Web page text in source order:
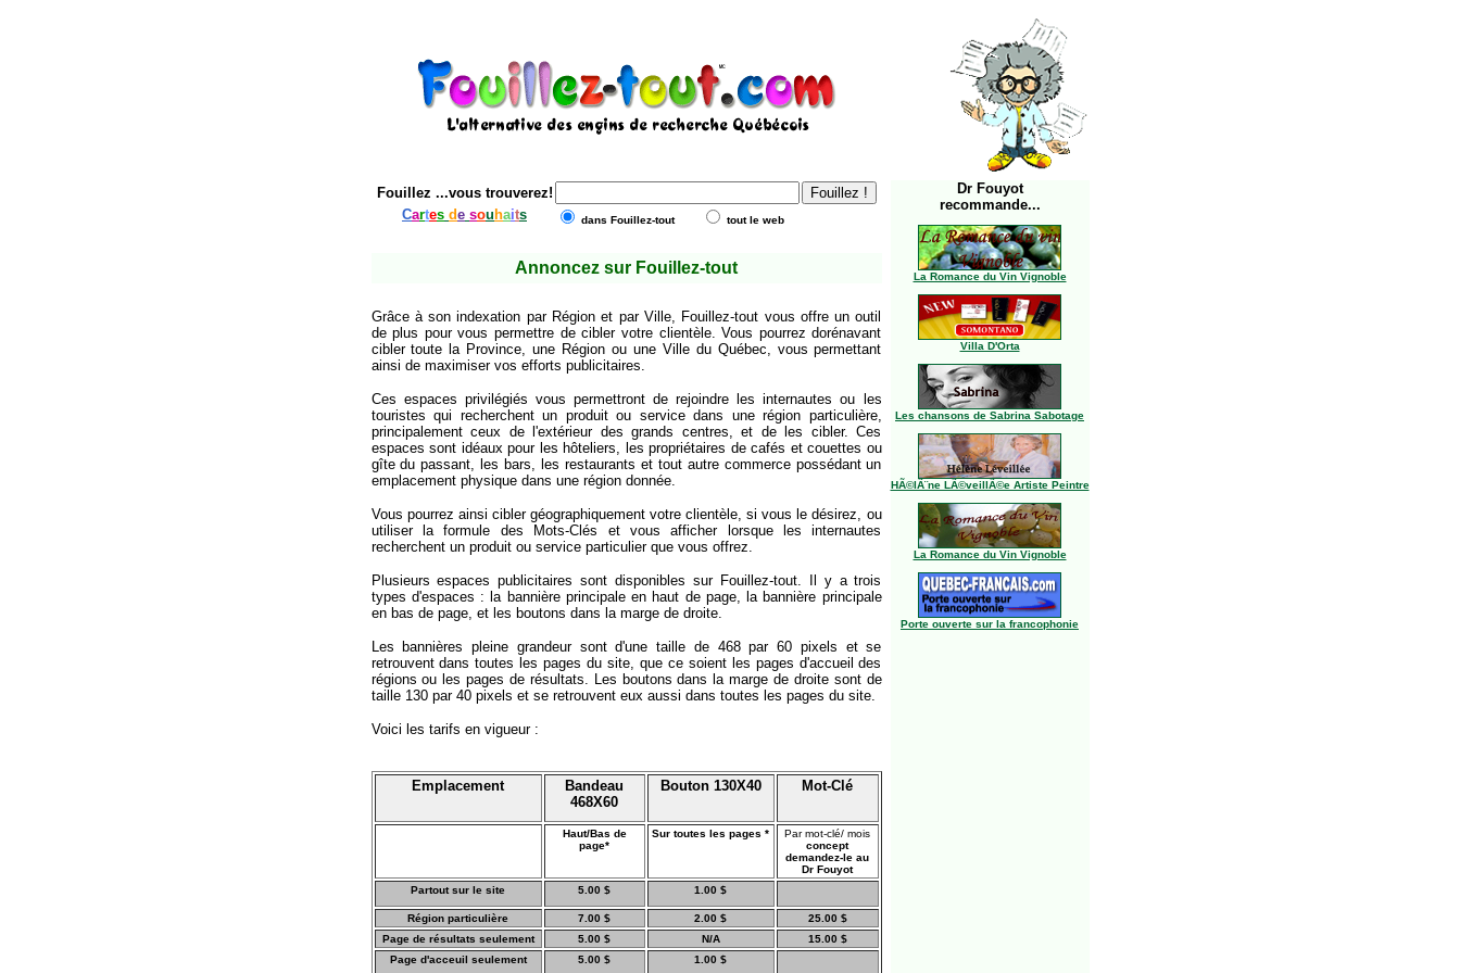
Fouillez ...vous trouverez!
Cartes de sou haits dans Fouillez-tout tout le web
Dr Fouyot
recommande...
La Romance du Vin Vignoble
Villa D'Orta
Les chansons de Sabrina Sabotage
HÃ©lÃ¨ne LÃ©veillÃ©e Artiste Peintre
La Romance du Vin Vignoble
Porte ouverte sur la francophonie
Annoncez sur Fouillez-tout
Grâce à son indexation par Région et par Ville, Fouillez-tout vous offre un outil
de plus pour vous permettre de cibler votre clientèle. Vous pourrez dorénavant
cibler toute la Province, une Région ou une Ville du Québec, vous permettant
ainsi de maximiser vos efforts publicitaires.
Ces espaces privilégiés vous permettront de rejoindre les internautes ou les
touristes qui recherchent un produit ou service dans une région particulière,
principalement ceux de l'extérieur des grands centres, et de les cibler. Ces
espaces sont idéaux pour les hôteliers, les propriétaires de cafés et couettes ou
gîte du passant, les bars, les restaurants et tout autre commerce possédant un
emplacement physique dans une région donnée.
Vous pourrez ainsi cibler géographiquement votre clientèle, si vous le désirez, ou
utiliser la formule des Mots-Clés et vous afficher lorsque les internautes
recherchent un produit ou service particulier que vous offrez.
Plusieurs espaces publicitaires sont disponibles sur Fouillez-tout. Il y a trois
types d'espaces : la bannière principale en haut de page, la bannière principale
en bas de page, et les boutons dans la marge de droite.
Les bannières pleine grandeur sont d'une taille de 468 par 60 pixels et se
retrouvent dans toutes les pages du site, que ce soient les pages d'accueil des
régions ou les pages de résultats. Les boutons dans la marge de droite sont de
taille 130 par 40 pixels et se retrouvent eux aussi dans toutes les pages du site.
Voici les tarifs en vigueur :
Emplacement
Bandeau
468X60
Bouton 130X40 Mot-Clé
Haut/Bas de
page*
Sur toutes les pages *
Par mot-clé/ mois
concept
demandez-le au
Dr Fouyot
Partout sur le site
5.00 $ 1.00 $
Région particulière 7.00 $ 2.00 $
25.00 $
Page de résultats seulement
5.00 $ N/A
15.00 $
Page d'acceuil seulement
5.00 $ 1.00 $